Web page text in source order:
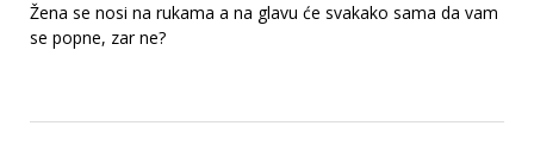
Žena se nosi na rukama a na glavu će svakako sama da vam
se popne, zar ne?